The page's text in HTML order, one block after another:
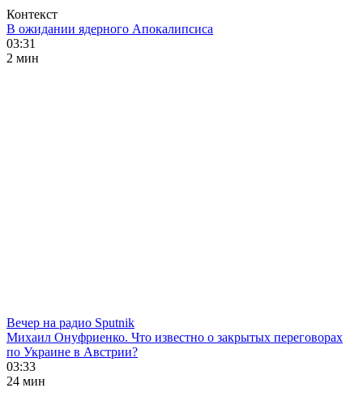
Контекст
В ожидании ядерного Апокалипсиса
03:31
2 мин
Вечер на радио Sputnik
Михаил Онуфриенко. Что известно о закрытых переговорах
по Украине в Австрии?
03:33
24 мин